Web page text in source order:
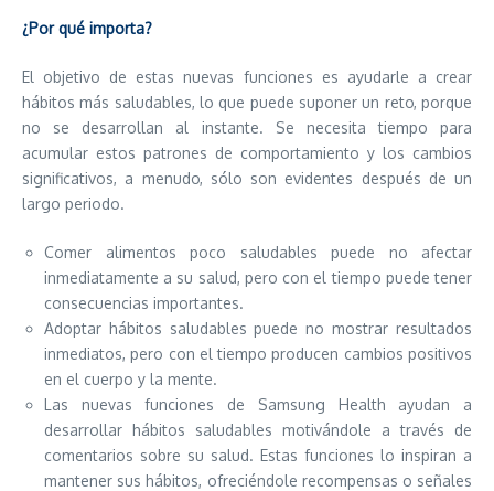
¿Por qué importa?
El objetivo de estas nuevas funciones es ayudarle a crear
hábitos más saludables, lo que puede suponer un reto, porque
no se desarrollan al instante. Se necesita tiempo para
acumular estos patrones de comportamiento y los cambios
significativos, a menudo, sólo son evidentes después de un
largo periodo.
Comer alimentos poco saludables puede no afectar
inmediatamente a su salud, pero con el tiempo puede tener
consecuencias importantes.
Adoptar hábitos saludables puede no mostrar resultados
inmediatos, pero con el tiempo producen cambios positivos
en el cuerpo y la mente.
Las nuevas funciones de Samsung Health ayudan a
desarrollar hábitos saludables motivándole a través de
comentarios sobre su salud. Estas funciones lo inspiran a
mantener sus hábitos, ofreciéndole recompensas o señales